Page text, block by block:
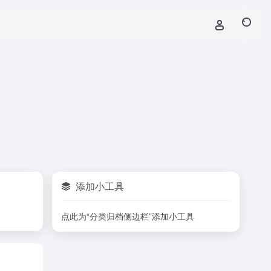
添加小工具
点此为“分类归档侧边栏”添加小工具